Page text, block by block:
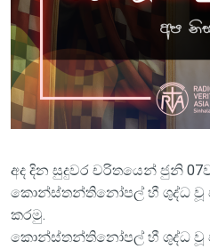
අද දින සුදුවර චරිතයෙන් ජුනි
කොන්ස්තන්තිනෝපල් හී ශුද්ධ වූ
කරමු.
කොන්ස්තන්තිනෝපල් හී ශුද්ධ වූ